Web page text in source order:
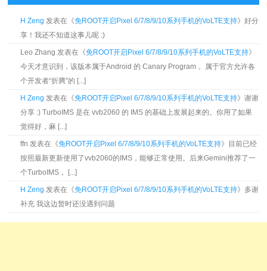
H Zeng 发表在《免ROOT开启Pixel 6/7/8/9/10系列手机的VoLTE支持》好分
享！我还不知道这事儿呢 :)
Leo Zhang 发表在《免ROOT开启Pixel 6/7/8/9/10系列手机的VoLTE支持》
今天才意识到，该版本属于Android 的 Canary Program， 属于官方允许各
个开发者“折腾”的 [...]
H Zeng 发表在《免ROOT开启Pixel 6/7/8/9/10系列手机的VoLTE支持》谢谢
分享 :) TurboIMS 是在 vvb2060 的 IMS 的基础上发展起来的。你用了如果
觉得好，麻 [...]
ffn 发表在《免ROOT开启Pixel 6/7/8/9/10系列手机的VoLTE支持》目前已经
按照最新更新使用了vvb2060的IMS，能够正常使用。后来Gemini推荐了一
个TurboIMS， [...]
H Zeng 发表在《免ROOT开启Pixel 6/7/8/9/10系列手机的VoLTE支持》多谢
补充 我这边暂时还没遇到问题